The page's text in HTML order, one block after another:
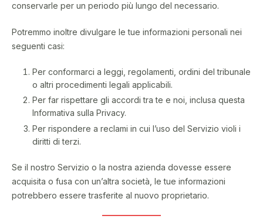
conservarle per un periodo più lungo del necessario.
Potremmo inoltre divulgare le tue informazioni personali nei
seguenti casi:
Per conformarci a leggi, regolamenti, ordini del tribunale
o altri procedimenti legali applicabili.
Per far rispettare gli accordi tra te e noi, inclusa questa
Informativa sulla Privacy.
Per rispondere a reclami in cui l’uso del Servizio violi i
diritti di terzi.
Se il nostro Servizio o la nostra azienda dovesse essere
acquisita o fusa con un’altra società, le tue informazioni
potrebbero essere trasferite al nuovo proprietario.